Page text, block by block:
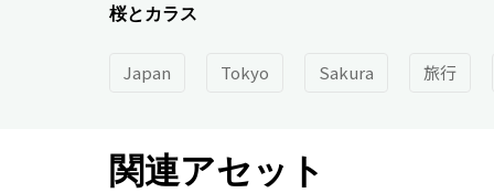
桜とカラス
Japan Tokyo Sakura 旅行
関連アセット